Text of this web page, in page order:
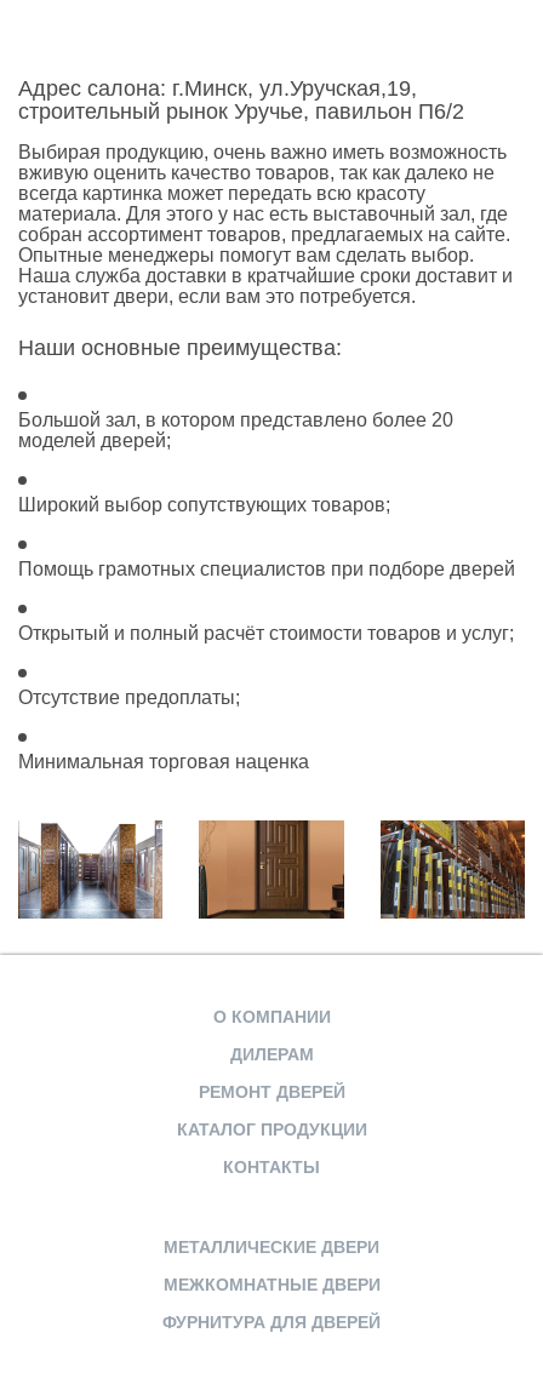
Адрес салона: г.Минск, ул.Уручская,19,
строительный рынок Уручье, павильон П6/2
Выбирая продукцию, очень важно иметь возможность
вживую оценить качество товаров, так как далеко не
всегда картинка может передать всю красоту
материала. Для этого у нас есть выставочный зал, где
собран ассортимент товаров, предлагаемых на сайте.
Опытные менеджеры помогут вам сделать выбор.
Наша служба доставки в кратчайшие сроки доставит и
установит двери, если вам это потребуется.
Наши основные преимущества:
Большой зал, в котором представлено более 20
моделей дверей;
Широкий выбор сопутствующих товаров;
Помощь грамотных специалистов при подборе дверей
Открытый и полный расчёт стоимости товаров и услуг;
Отсутствие предоплаты;
Минимальная торговая наценка
О КОМПАНИИ
ДИЛЕРАМ
РЕМОНТ ДВЕРЕЙ
КАТАЛОГ ПРОДУКЦИИ
КОНТАКТЫ
МЕТАЛЛИЧЕСКИЕ ДВЕРИ
МЕЖКОМНАТНЫЕ ДВЕРИ
ФУРНИТУРА ДЛЯ ДВЕРЕЙ